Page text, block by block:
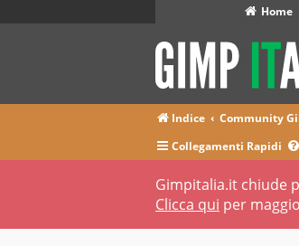
Home
Indice Community
Collegamenti Rapidi
Gimpitalia.it chiude
Clicca qui per